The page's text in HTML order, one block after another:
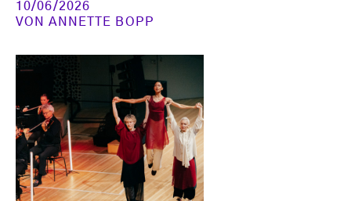
10/06/2026
VONANNETTE BOPP